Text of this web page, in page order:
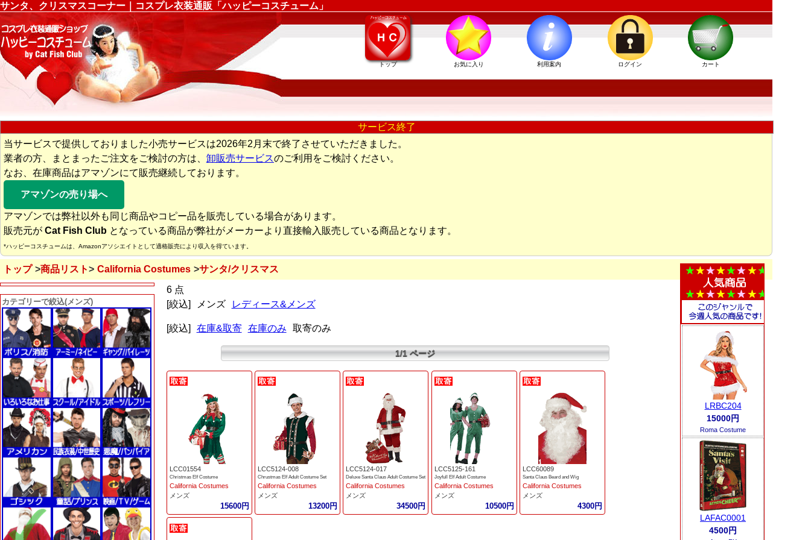
サンタ、クリスマスコーナー｜コスプレ衣装通販「ハッピーコスチューム」
トップ お気に入り 利用案内 ログイン カート
サービス終了
当サービスで提供しておりました小売サービスは2026年2月末で終了させていただきました。
業者の方、まとまったご注文をご検討の方は、 卸販売サービスのご利用をご検討ください。
なお、在庫商品はアマゾンにて販売継続しております。
アマゾンの売り場へ
アマゾンでは弊社以外も同じ商品やコピー品を販売している場合があります。
販売元が Cat Fish Club となっている商品が弊社がメーカーより直接輸入販売している商品となります。
*ハッピーコスチュームは、Amazonアソシエイトとして適格販売により収入を得ています。
トップ 商品リスト California Costumes サンタ/クリスマス
カテゴリーで絞込(メンズ)
6 点
[絞込]
メンズ レディース&メンズ
[絞込] 在庫&取寄 在庫のみ 取寄のみ
1/1 ページ
LCC01554
Christmas Elf Costume
California Costumes
メンズ
15600円
LCC5124-008
Chrustmas Elf Adult Costume Set
California Costumes
メンズ
13200円
LCC5124-017
Deluxe Santa Claus Adult Costume Set
California Costumes
メンズ
34500円
LCC5125-161
Joyfull Elf Adult Costume
California Costumes
メンズ
10500円
LCC60089
Santa Claus Beard and Wig
California Costumes
メンズ
4300円
LRBC204
15000円
Roma Costume
LAFAC0001
4500円